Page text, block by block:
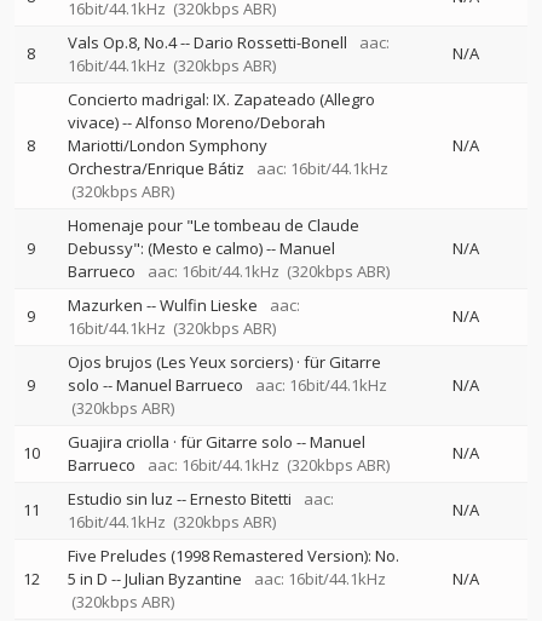
16bit/44.1kHz (320kbps ABR)
8 Vals Op.8, No.4--Dario Rossetti-Bonell
aac:
16bit/44.1kHz (320kbps ABR)
N/A
8
Concierto madrigal: IX. Zapateado (Allegro
vivace)--Alfonso Moreno/Deborah
Mariotti/London Symphony
Orchestra/Enrique Bátiz
aac: 16bit/44.1kHz
(320kbps ABR)
N/A
9
Homenaje pour "Le tombeau de Claude
Debussy": (Mesto e calmo)--Manuel
Barrueco
aac: 16bit/44.1kHz (320kbps ABR)
N/A
9 Mazurken --Wulfin Lieske
aac:
16bit/44.1kHz (320kbps ABR)
N/A
9
Ojos brujos (Les Yeux sorciers) · für Gitarre
solo --Manuel Barrueco
aac: 16bit/44.1kHz
(320kbps ABR)
N/A
10 Guajira criolla · für Gitarre solo --Manuel
Barrueco
aac: 16bit/44.1kHz (320kbps ABR)
N/A
11 Estudio sin luz --Ernesto Bitetti
aac:
16bit/44.1kHz (320kbps ABR)
N/A
12
Five Preludes (1998 Remastered Version): No.
5 in D --Julian Byzantine
aac: 16bit/44.1kHz
(320kbps ABR)
N/A